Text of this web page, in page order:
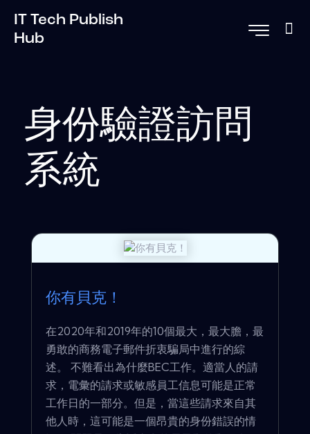
IT Tech Publish
Hub
身份驗證訪問
系統
你有貝克！
在2020年和2019年的10個最大，最大膽，最
勇敢的商務電子郵件折衷騙局中進行的綜
述。 不難看出為什麼BEC工作。適當人的請
求，電彙的請求或敏感員工信息可能是正常
工作日的一部分。但是，當這些請求來自其
他人時，這可能是一個昂貴的身份錯誤的情